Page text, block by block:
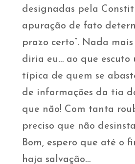
designadas pela
apuração de fato
prazo certo”. Nada
diria eu… ao que escuto
típica de quem se
de informações da tia
que não! Com tanta
preciso que não
Bom, espero que até o
haja salvação…